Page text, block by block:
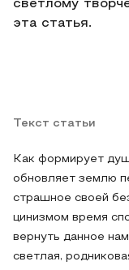
светлому
эта статья.
Текст статьи
Как формирует
обновляет землю
страшное своей
цинизмом время
вернуть данное
светлая,